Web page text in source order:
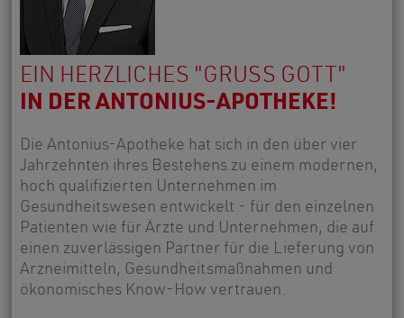
EIN HERZLICHES "GRÜSS GOTT"
IN DER ANTONIUS-APOTHEKE!
Die Antonius-Apotheke hat sich in den über vier
Jahrzehnten ihres Bestehens zu einem modernen,
hoch qualifizierten Unternehmen im
Gesundheitswesen entwickelt - für den einzelnen
Patienten wie für Ärzte und Unternehmen, die auf
einen zuverlässigen Partner für die Lieferung von
Arzneimitteln, Gesundheitsmaßnahmen und
ökonomisches Know-How vertrauen.